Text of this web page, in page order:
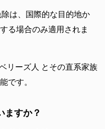
は、国際的な目的地か
る場合のみ適用されま
リーズ人 とその直系家族
です。
ますか？